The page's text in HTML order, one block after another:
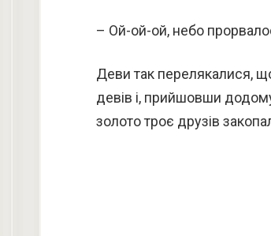
– Ой-ой-ой, небо
Деви так перелякалися,
девів і, прийшовши
золото троє друзів